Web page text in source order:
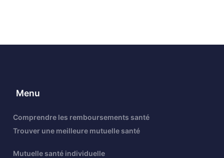
Menu
Comprendre les remboursements santé
Trouver une meilleure mutuelle santé
Mutuelle santé individuelle